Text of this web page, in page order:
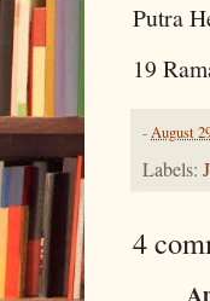
Putra
19
-August
Labels:
4